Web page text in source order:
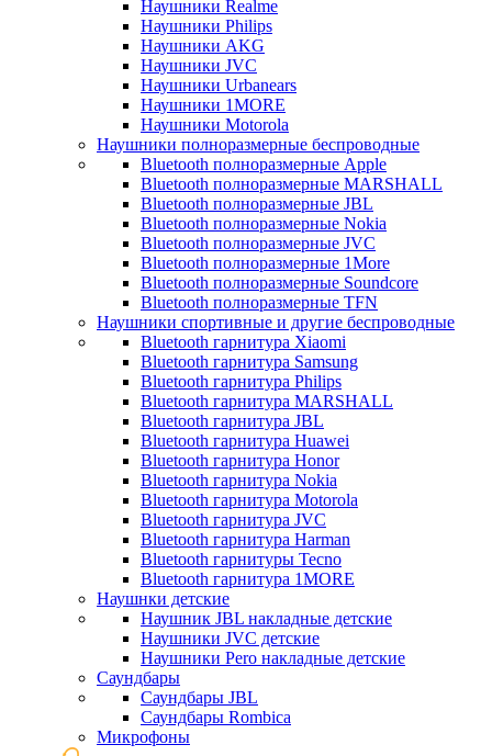
Наушники Realme
Наушники Philips
Наушники AKG
Наушники JVC
Наушники Urbanears
Наушники 1MORE
Наушники Motorola
Наушники полноразмерные беспроводные
Bluetooth полноразмерные Apple
Bluetooth полноразмерные MARSHALL
Bluetooth полноразмерные JBL
Bluetooth полноразмерные Nokia
Bluetooth полноразмерные JVC
Bluetooth полноразмерные 1More
Bluetooth полноразмерные Soundcore
Bluetooth полноразмерные TFN
Наушники спортивные и другие беспроводные
Bluetooth гарнитура Xiaomi
Bluetooth гарнитура Samsung
Bluetooth гарнитура Philips
Bluetooth гарнитура MARSHALL
Bluetooth гарнитура JBL
Bluetooth гарнитура Huawei
Bluetooth гарнитура Honor
Bluetooth гарнитура Nokia
Bluetooth гарнитура Motorola
Bluetooth гарнитура JVC
Bluetooth гарнитура Harman
Bluetooth гарнитуры Tecno
Bluetooth гарнитура 1MORE
Наушнки детские
Наушник JBL накладные детские
Наушники JVC детские
Наушники Pero накладные детские
Саундбары
Саундбары JBL
Саундбары Rombica
Микрофоны